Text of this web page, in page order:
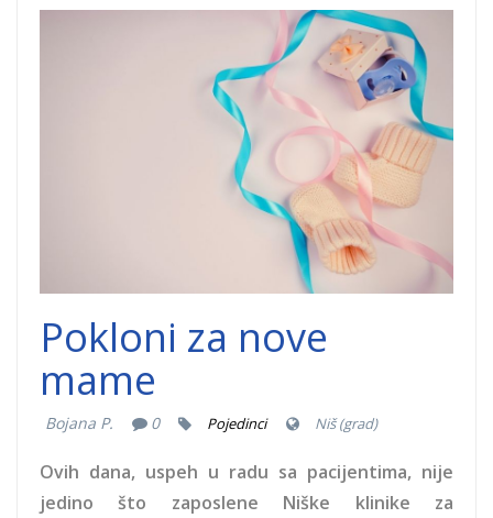
Poklon niške
koleginicama
mamama.jpg
Pokloni za nove
mame
Bojana P. 0 Pojedinci Niš (grad)
Ovih dana, uspeh u radu sa pacijentima, nije
jedino što zaposlene Niške klinike za